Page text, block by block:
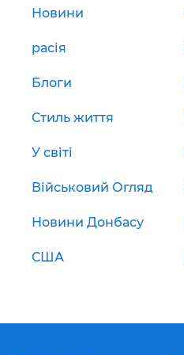
Новини
расія
Блоги
Стиль життя
У світі
Військовий Огляд
Новини Донбасу
США